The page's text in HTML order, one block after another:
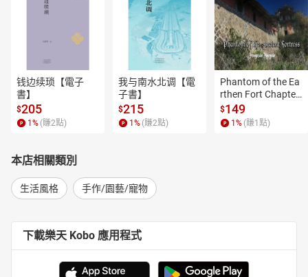
钱边续琐【電子
書】
$205
1 % (賺2點)
我与南水北调【電
子書】
$215
1 % (賺2點)
Phantom of the Ea
rthen Fort Chapter
4【有聲書】
$149
1 % (賺1 點)
本店相關類別
生活風格 手作/園藝/寵物
下載樂天 Kobo 應用程式